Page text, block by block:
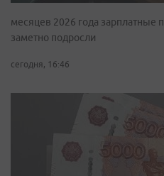
месяцев 2026 года зарплатные
заметно подросли
сегодня, 16:46